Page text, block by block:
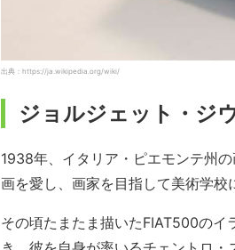
出典：https://ja.wikipedia.org/wiki/
ジョルジェット・ジ
1938年、イタリア・ピエモンテ州
画を愛し、画家を目指して美術学校
その頃たまたま描いたFIAT500のイ